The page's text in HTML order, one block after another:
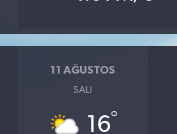
11 AĞUSTOS
SALI
16°